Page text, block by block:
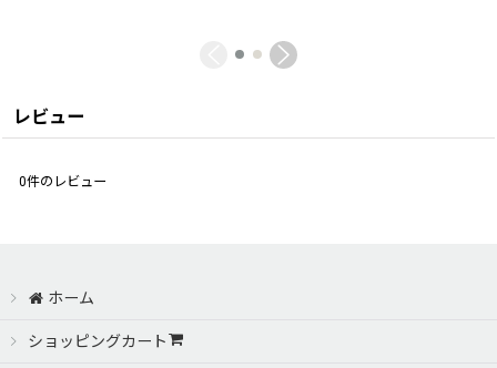
レビュー
0件のレビュー
ホーム
ショッピングカート